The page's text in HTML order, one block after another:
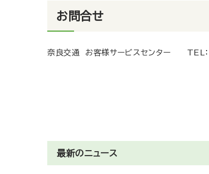
お問合せ
奈良交通 お客様サービスセンター TEL：
最新のニュース